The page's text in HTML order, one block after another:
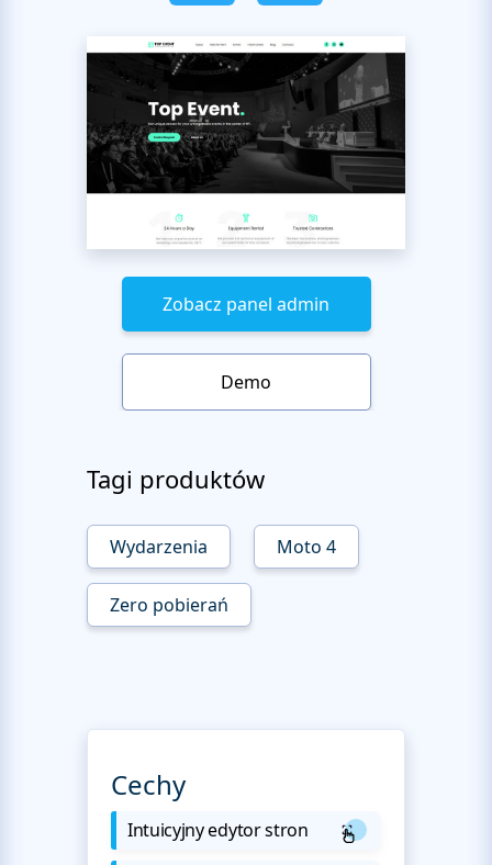
Zobacz panel admin
Demo
Tagi produktów
Wydarzenia Moto 4
Zero pobierań
Cechy
Intuicyjny edytor stron